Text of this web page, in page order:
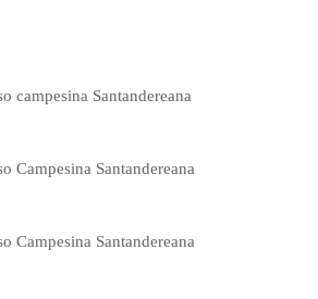
campesina Santandereana
Campesina Santandereana
Campesina Santandereana